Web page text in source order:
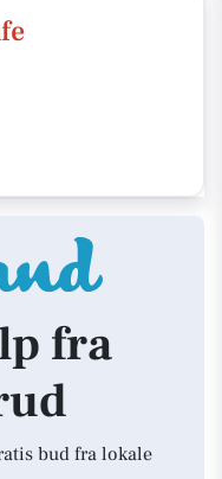
fra
bud fra lokale